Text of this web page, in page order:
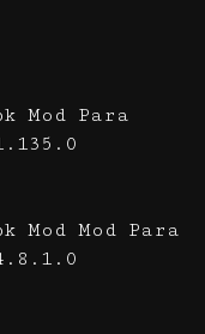
Mod Para
Mod Mod Para